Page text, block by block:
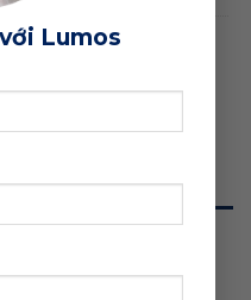
Lumos
non